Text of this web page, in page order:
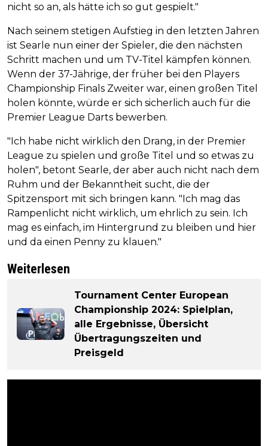
nicht so an, als hätte ich so gut gespielt."
Nach seinem stetigen Aufstieg in den letzten Jahren
ist Searle nun einer der Spieler, die den nächsten
Schritt machen und um TV-Titel kämpfen können.
Wenn der 37-Jährige, der früher bei den Players
Championship Finals Zweiter war, einen großen Titel
holen könnte, würde er sich sicherlich auch für die
Premier League Darts bewerben.
"Ich habe nicht wirklich den Drang, in der Premier
League zu spielen und große Titel und so etwas zu
holen", betont Searle, der aber auch nicht nach dem
Ruhm und der Bekanntheit sucht, die der
Spitzensport mit sich bringen kann. "Ich mag das
Rampenlicht nicht wirklich, um ehrlich zu sein. Ich
mag es einfach, im Hintergrund zu bleiben und hier
und da einen Penny zu klauen."
Weiterlesen
Tournament Center European
Championship 2024: Spielplan,
alle Ergebnisse, Übersicht
Übertragungszeiten und
Preisgeld